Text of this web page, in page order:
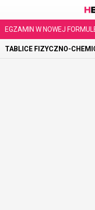
EGZAMIN W NOWEJ
TABLICE FIZYCZNO-